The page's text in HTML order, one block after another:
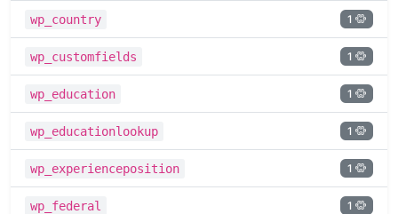
wp_country 1
wp_customfields 1
wp_education 1
wp_educationlookup 1
wp_experienceposition 1
wp_federal 1